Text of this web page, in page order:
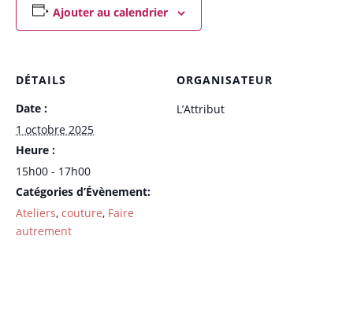
Ajouter au calendrier
DÉTAILS
Date :
1 octobre 2025
Heure :
15h00 - 17h00
Catégories d’Évènement:
Ateliers, couture, Faire
autrement
ORGANISATEUR
L’Attribut